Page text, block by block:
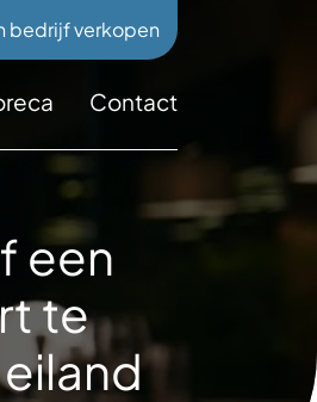
bedrijf verkopen
Contact
een
te